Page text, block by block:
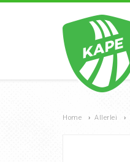
Home › Allerlei ›